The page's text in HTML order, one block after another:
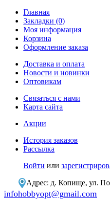
Главная
Закладки (0)
Моя информация
Корзина
Оформление заказа
Доставка и оплата
Новости и новинки
Оптовикам
Связаться с нами
Карта сайта
Акции
История заказов
Рассылка
Войти или
Адрес: д. Копище, ул.
infohobbyopt@gmail.com